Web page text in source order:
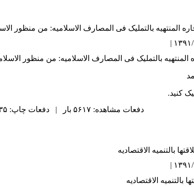
المنتهیه بالتملیک فی المصارف الاسلامیه: من منظور
المنتهیه بالتملیک فی المصارف الاسلامیه: من منظور
کنید.
دفعات مشاهده: ۵۶۱۷ بار | دفعات چاپ: ۱۴۳۵ بار | دفعات ارسال به دیگران: ۸۰ بار |
بالتنمیه الاقتصادیه
بالتنمیه الاقتصادیه